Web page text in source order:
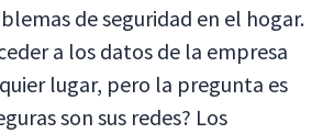
de seguridad en el hogar.
a los datos de la empresa
lugar, pero la pregunta es
son sus redes? Los